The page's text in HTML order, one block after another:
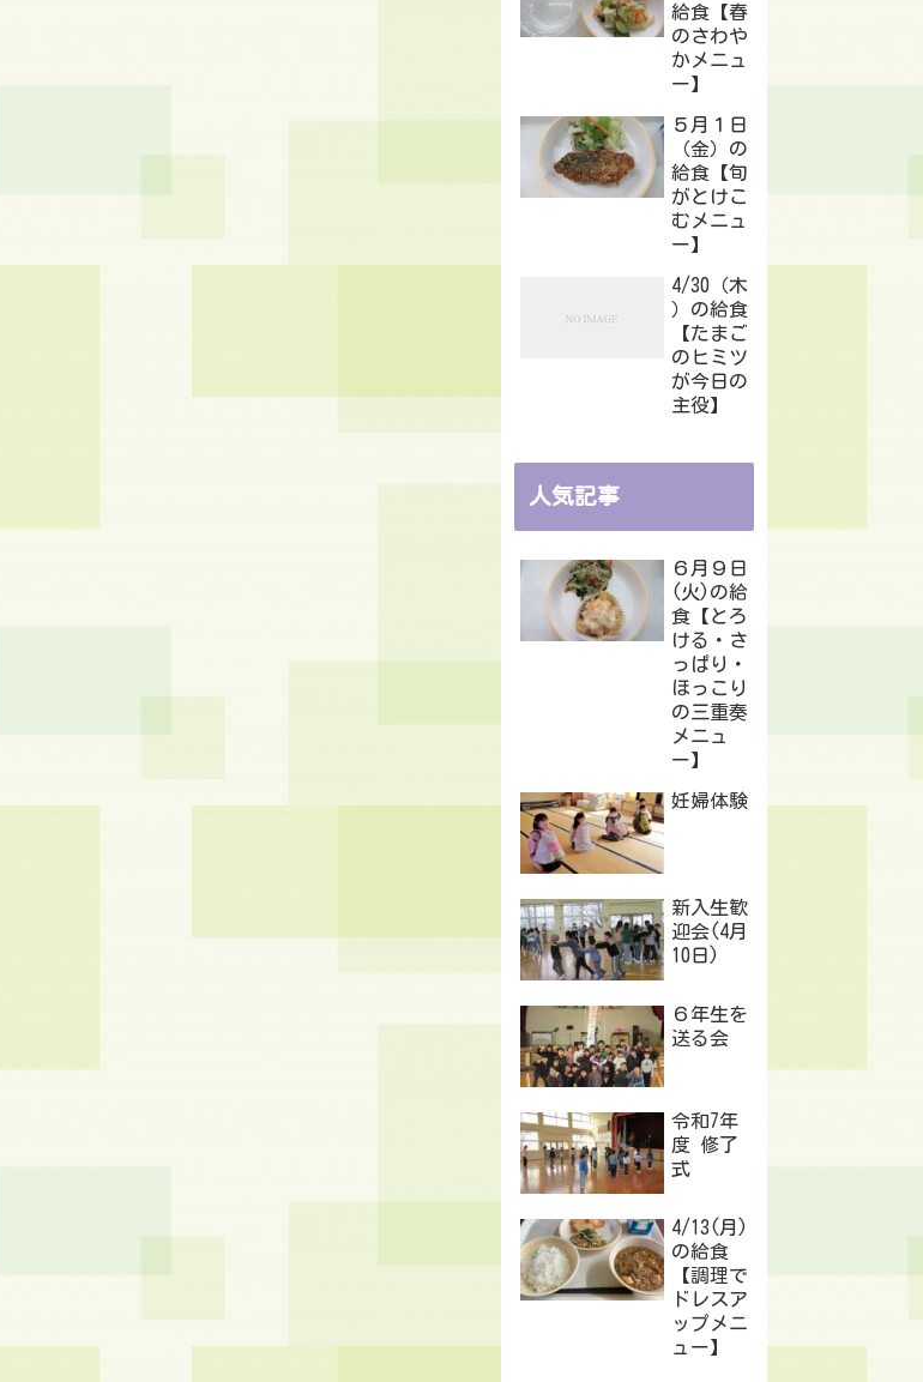
給食【春
のさわや
かメニュ
ー】
５月１日
（金）の
給食【旬
がとけこ
むメニュ
ー】
4/30（木
）の給食
【たまご
のヒミツ
が今日の
主役】
人気記事
６月９日
(火)の給
食【とろ
ける・さ
っぱり・
ほっこり
の三重奏
メニュ
ー】
妊婦体験
新入生歓
迎会(4月
10日)
６年生を
送る会
令和7年
度 修了
式
4/13(月)
の給食
【調理で
ドレスア
ップメニ
ュー】